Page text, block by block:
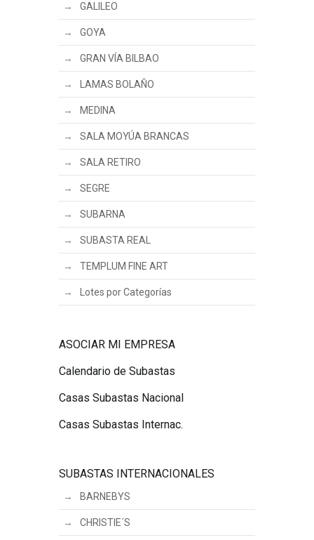
GALILEO
GOYA
GRAN VÍA BILBAO
LAMAS BOLAÑO
MEDINA
SALA MOYÚA BRANCAS
SALA RETIRO
SEGRE
SUBARNA
SUBASTA REAL
TEMPLUM FINE ART
Lotes por Categorías
ASOCIAR MI EMPRESA
Calendario de Subastas
Casas Subastas Nacional
Casas Subastas Internac.
SUBASTAS INTERNACIONALES
BARNEBYS
CHRISTIE´S